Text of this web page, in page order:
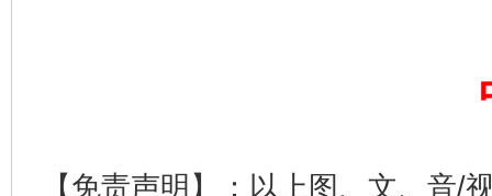
【免责声明】：以上图、文、音/